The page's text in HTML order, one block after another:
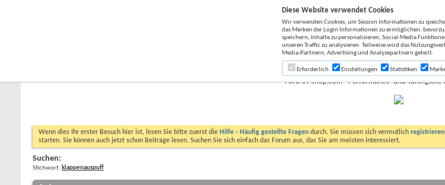
Ford-ST-Shop.com - Performance- und Tuningteile
Wenn dies Ihr erster Besuch hier ist, lesen Sie bitte zuerst die Hilfe - Häufig gestellte Fragen durch. Sie müssen sich vermutlich registrieren
starten. Sie können auch jetzt schon Beiträge lesen. Suchen Sie sich einfach das Forum aus, das Sie am meisten interessiert.
Suchen:
Stichwort: klappenauspuff
Diese Website verwendet Cookies
Wir verwenden Cookies, um Session Informationen zu
das Merken der Login Informationen zu ermöglichen,
speichern, Inhalte zu personalisieren, Social-Media
unseren Traffic zu analysieren. Teilweise wird das
Media-Partnern, Advertising und Analysepartnern geteilt.
Erforderlich Einstellungen Statistiken